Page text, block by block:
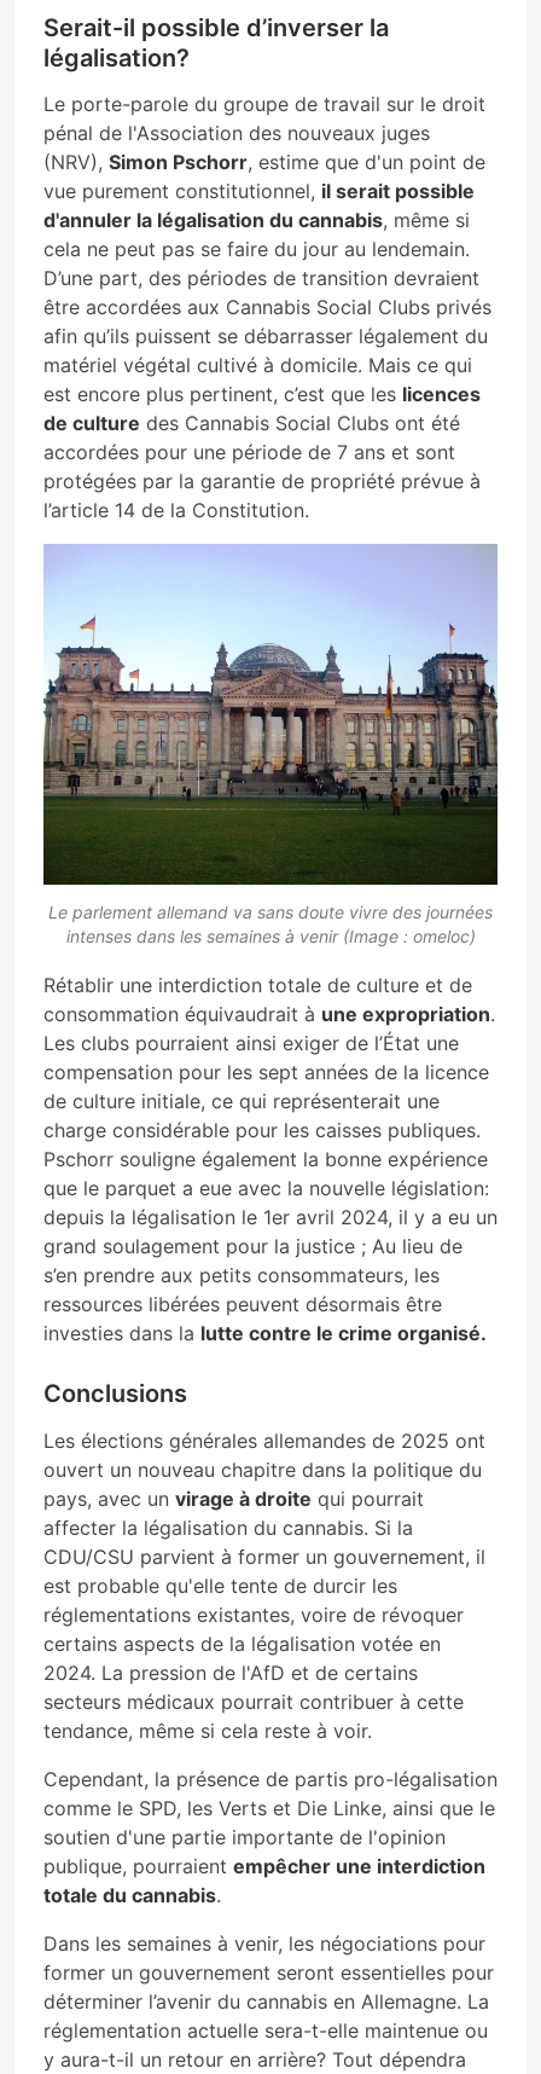
Serait-il possible d’inverser la
légalisation?
Le porte-parole du groupe de travail sur le droit
pénal de l'Association des nouveaux juges
(NRV), Simon Pschorr, estime que d'un point de
vue purement constitutionnel, il serait possible
d'annuler la légalisation du cannabis, même si
cela ne peut pas se faire du jour au lendemain.
D’une part, des périodes de transition devraient
être accordées aux Cannabis Social Clubs privés
afin qu’ils puissent se débarrasser légalement du
matériel végétal cultivé à domicile. Mais ce qui
est encore plus pertinent, c’est que les licences
de culture des Cannabis Social Clubs ont été
accordées pour une période de 7 ans et sont
protégées par la garantie de propriété prévue à
l’article 14 de la Constitution.
Le parlement allemand va sans doute vivre des journées
intenses dans les semaines à venir (Image : omeloc)
Rétablir une interdiction totale de culture et de
consommation équivaudrait à une expropriation.
Les clubs pourraient ainsi exiger de l’État une
compensation pour les sept années de la licence
de culture initiale, ce qui représenterait une
charge considérable pour les caisses publiques.
Pschorr souligne également la bonne expérience
que le parquet a eue avec la nouvelle législation:
depuis la légalisation le 1er avril 2024, il y a eu un
grand soulagement pour la justice ; Au lieu de
s’en prendre aux petits consommateurs, les
ressources libérées peuvent désormais être
investies dans la lutte contre le crime organisé.
Conclusions
Les élections générales allemandes de 2025 ont
ouvert un nouveau chapitre dans la politique du
pays, avec un virage à droite qui pourrait
affecter la légalisation du cannabis. Si la
CDU/CSU parvient à former un gouvernement, il
est probable qu'elle tente de durcir les
réglementations existantes, voire de révoquer
certains aspects de la légalisation votée en
2024. La pression de l'AfD et de certains
secteurs médicaux pourrait contribuer à cette
tendance, même si cela reste à voir.
Cependant, la présence de partis pro-légalisation
comme le SPD, les Verts et Die Linke, ainsi que le
soutien d'une partie importante de l'opinion
publique, pourraient empêcher une interdiction
totale du cannabis.
Dans les semaines à venir, les négociations pour
former un gouvernement seront essentielles pour
déterminer l’avenir du cannabis en Allemagne. La
réglementation actuelle sera-t-elle maintenue ou
y aura-t-il un retour en arrière? Tout dépendra